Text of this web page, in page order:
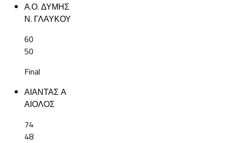
Α.Ο. ΔΥΜΗΣ
Ν. ΓΛΑΥΚΟΥ
60
50
Final
ΑΙΑΝΤΑΣ Α
ΑΙΟΛΟΣ
74
48